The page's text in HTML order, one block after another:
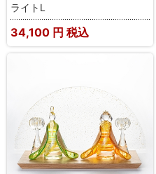
ライトL
34,100 円 税込